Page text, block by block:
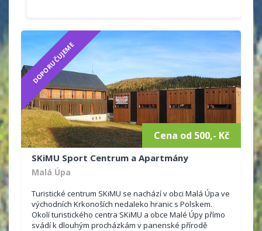
DOPORUČUJEME
Cena od 500,- Kč
SKiMU Sport Centrum a Apartmány
Malá Úpa
Turistické centrum SKiMU se nachází v obci Malá Úpa ve
východních Krkonoších nedaleko hranic s Polskem.
Okolí turistického centra SKiMU a obce Malé Úpy přímo
svádí k dlouhým procházkám v panenské přírodě